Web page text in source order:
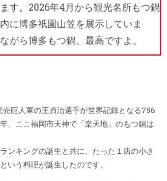
す。2026年4月から観光名所もつ鍋
に博多祇園山笠を展示していま
がら博多もつ鍋、最高ですよ。
巨人軍の王貞治選手が世界記録となる756
、ここ福岡市天神で「楽天地」のもつ鍋は
ンキングの誕生と共に、たった１店の小さ
いう料理が誕生したのです。